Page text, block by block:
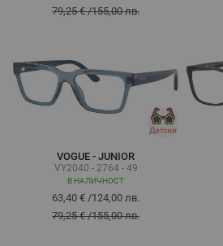
79,25 €/155,00 лв.
VOGUE - JUNIOR
VY2040 - 2764 - 49
В НАЛИЧНОСТ
63,40 € /124,00 лв.
79,25 €/155,00 лв.